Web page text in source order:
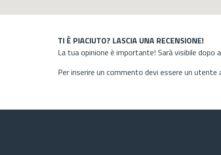
TI È PIACIUTO? LASCIA UNA RECENSIONE!
La tua opinione è importante! Sarà visibile dopo
Per inserire un commento devi essere un